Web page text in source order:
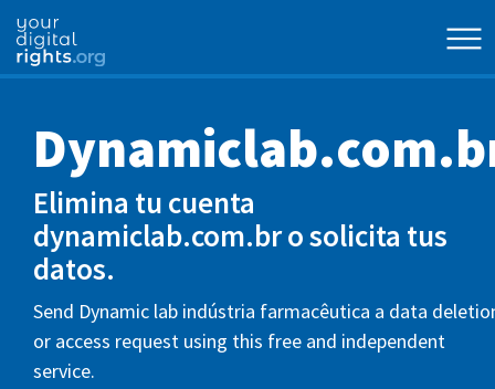
Elimina tu cuenta
dynamiclab.com.br o solicita tus
datos.
Send Dynamic lab indústria farmacêutica a data
or access request using this free and independent
service.